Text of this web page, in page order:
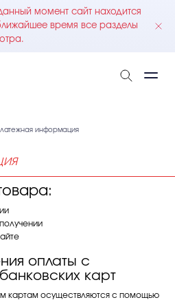
момент сайт находится
время все разделы
информация
оплаты с
карт
картам осуществляются с помощью